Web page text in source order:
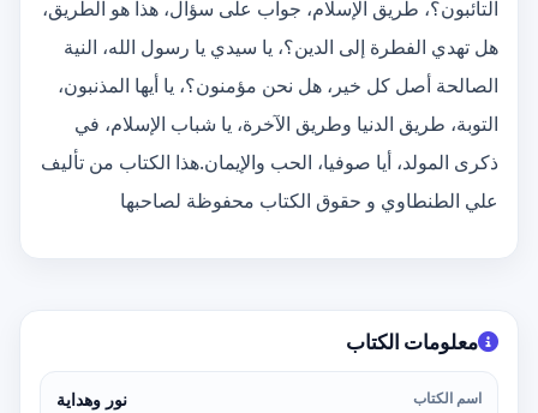
التائبون؟، طريق الإسلام، جواب على سؤال، هذا هو الطريق،
هل تهدي الفطرة إلى الدين؟، يا سيدي يا رسول الله، النية
الصالحة أصل كل خير، هل نحن مؤمنون؟، يا أيها المذنبون،
التوبة، طريق الدنيا وطريق الآخرة، يا شباب الإسلام، في
ذكرى المولد، أيا صوفيا، الحب والإيمان.هذا الكتاب من تأليف
علي الطنطاوي و حقوق الكتاب محفوظة لصاحبها
معلومات الكتاب
اسم الكتاب نور وهداية